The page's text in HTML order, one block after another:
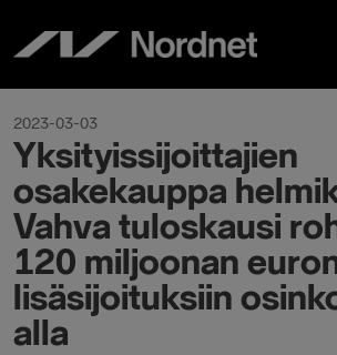
innehåll
2023-03-03
Yksityissijoittajien
osakekauppa
Vahva tuloskausi
120 miljoonan
lisäsijoituksiin
alla